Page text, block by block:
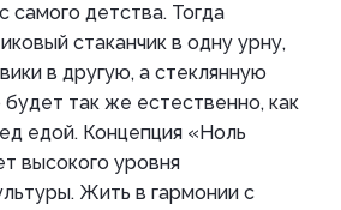
самого детства. Тогда
стаканчик в одну урну,
в другую, а стеклянную
так же естественно, как
едой. Концепция «Ноль
высокого уровня
Жить в гармонии с